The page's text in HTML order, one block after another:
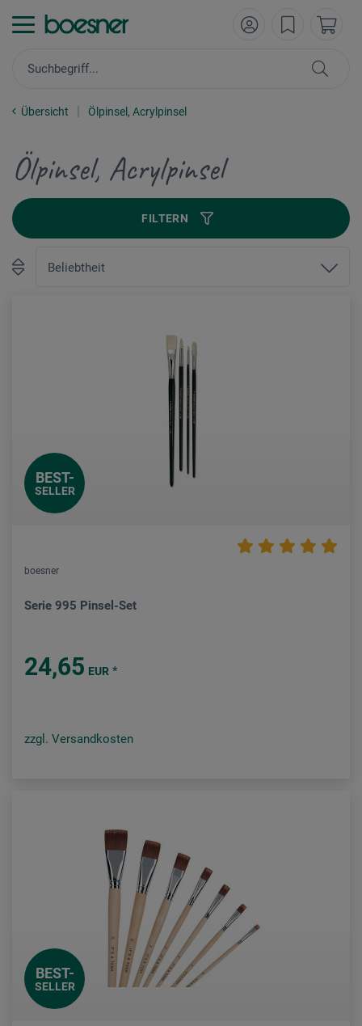
Übersicht Ölpinsel, Acrylpinsel
Ölpinsel, Acrylpinsel
FILTERN
BEST-
SELLER
boesner
Serie 995 Pinsel-Set
24,65 EUR *
zzgl. Versandkosten
BEST-
SELLER